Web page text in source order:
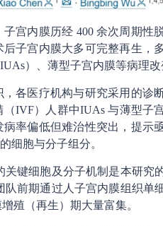
宫内膜历经 400 余次周期性
子宫内膜大多可完整再生，
）、薄型子宫内膜等病理改
各医疗机构与研究采用的诊
IVF）人群中IUAs 与薄型子
率偏低但难治性突出，提示
细胞与分子组分。
键细胞及分子机制是本研究
前期通过人子宫内膜组织单
殖（再生）期大量富集。